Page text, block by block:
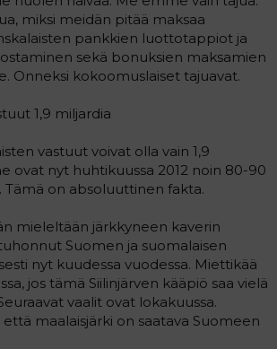
miksi meidän pitää maksaa
pankkien luottotappiot ja
sekä bonuksien maksamien
Onneksi kokoomuslaiset tajuavat.
1,9 miljardia
vastuut voivat olla vain 1,9
ovat nyt huhtikuussa 2012 noin 80-90
Tämä on absoluuttinen fakta.
mieleltään järkkyneen kaverin
Suomen ja suomalaisen
nyt kuudessa vuodessa. Miettikää
jos tämä Siilinjärven kääpiö saa vielä
vaalit ovat lokakuussa.
että maalaisjärki on saatava Suomeen